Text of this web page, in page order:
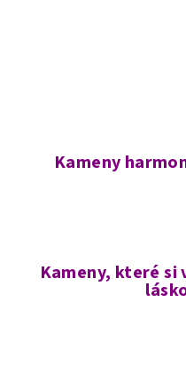
Kameny
Kameny, které si